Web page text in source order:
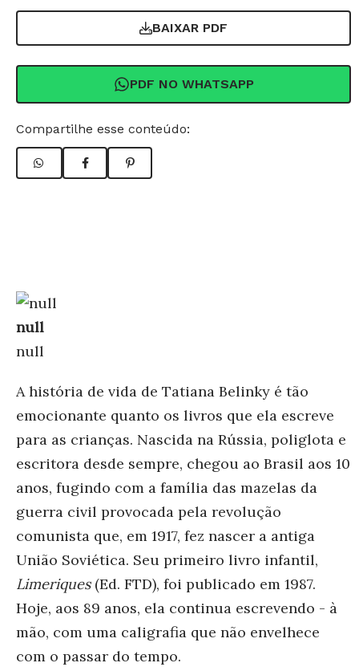
BAIXAR PDF
PDF NO WHATSAPP
Compartilhe esse conteúdo:
null
null
A história de vida de Tatiana Belinky é tão
emocionante quanto os livros que ela escreve
para as crianças. Nascida na Rússia, poliglota e
escritora desde sempre, chegou ao Brasil aos 10
anos, fugindo com a família das mazelas da
guerra civil provocada pela revolução
comunista que, em 1917, fez nascer a antiga
União Soviética. Seu primeiro livro infantil,
Limeriques (Ed. FTD), foi publicado em 1987.
Hoje, aos 89 anos, ela continua escrevendo - à
mão, com uma caligrafia que não envelhece
com o passar do tempo.